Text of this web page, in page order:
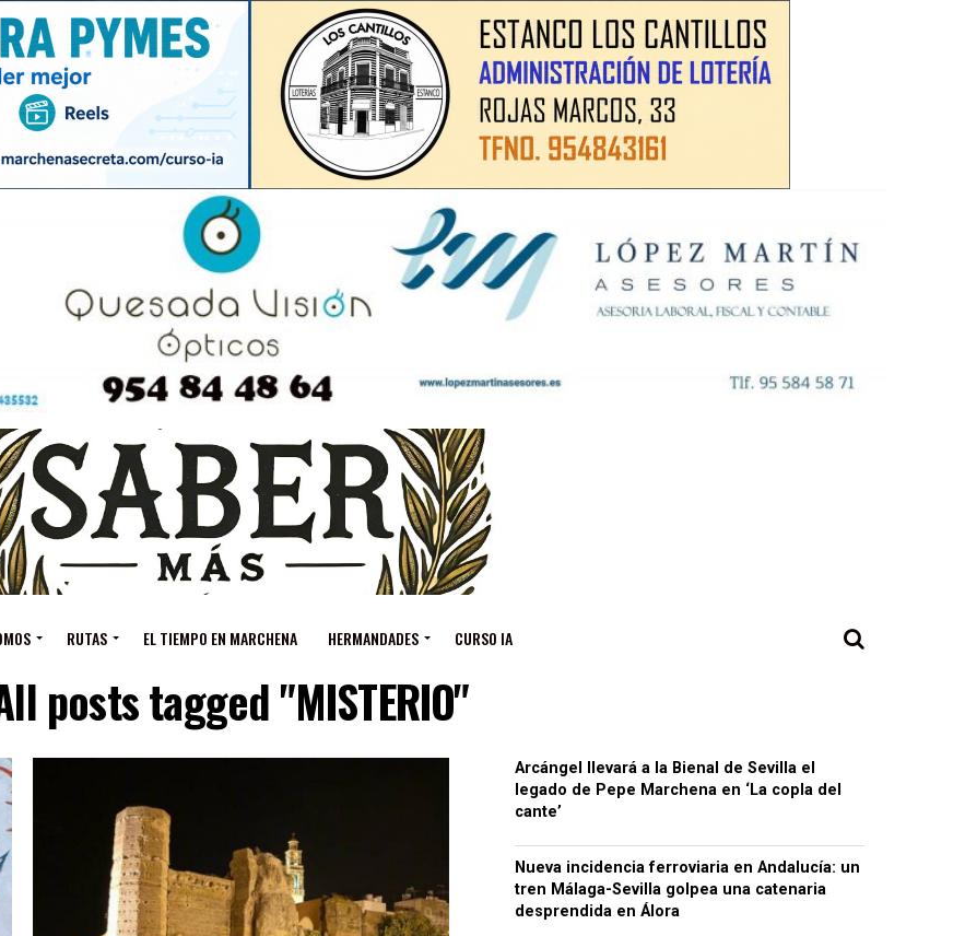
RUTAS EL TIEMPO EN MARCHENA HERMANDADES CURSO IA
posts tagged "MISTERIO"
Arcángel llevará a la Bienal de Sevilla el
legado de Pepe Marchena en ‘La copla del
cante’
Nueva incidencia ferroviaria en Andalucía: un
tren Málaga-Sevilla golpea una catenaria
desprendida en Álora